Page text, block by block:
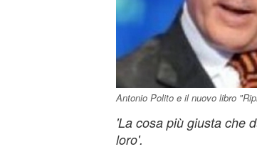
Antonio Polito e il nuovo libro
'La cosa più giusta che
loro'.